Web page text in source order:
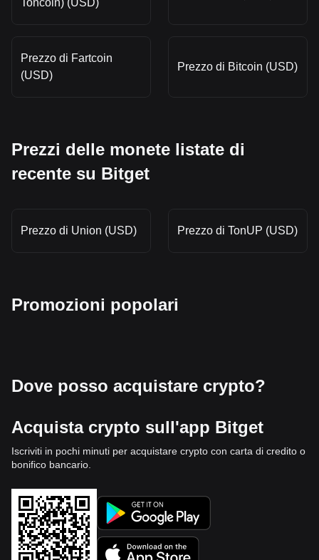
Prezzo di Fartcoin
(USD)
Prezzo di Bitcoin (USD)
Prezzi delle monete listate di
recente su Bitget
Prezzo di Union (USD) Prezzo di TonUP (USD)
Promozioni popolari
Dove posso acquistare crypto?
Acquista crypto sull'app Bitget
Iscriviti in pochi minuti per acquistare crypto con carta di credito o
bonifico bancario.